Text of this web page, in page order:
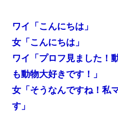
ワイ「こんにちは」
女「こんにちは」
ワイ「プロフ見ました！
も動物大好きです！」
女「そうなんですね！私
す」